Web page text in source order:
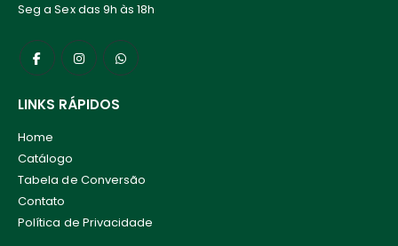
Seg a Sex das 9h às 18h
LINKS RÁPIDOS
Home
Catálogo
Tabela de Conversão
Contato
Política de Privacidade